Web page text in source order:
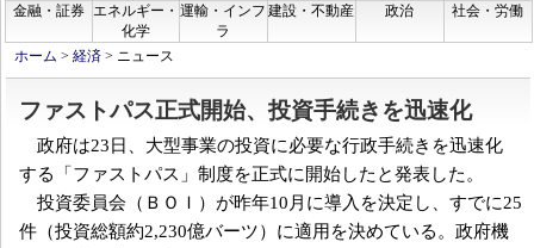
金融・証券
エネルギー・
化学
運輸・インフ
ラ
建設・不動産 政治 社会・労働
ホーム > 経済 > ニュース
ファストパス正式開始、投資手続きを迅速化
政府は23日、大型事業の投資に必要な行政手続きを迅速化
する「ファストパス」制度を正式に開始したと発表した。
投資委員会（ＢＯＩ）が昨年10月に導入を決定し、すでに25
件（投資総額約2,230億バーツ）に適用を決めている。政府機